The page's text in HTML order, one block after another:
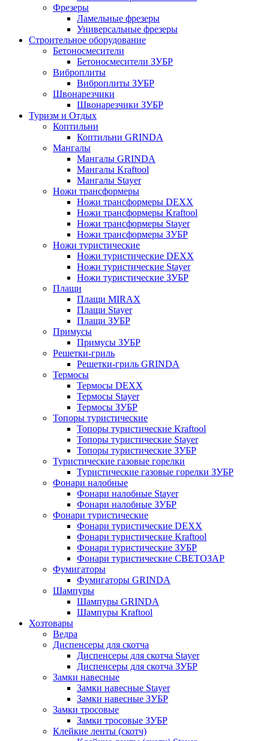
Фрезеры
Ламельные фрезеры
Универсальные фрезеры
Строительное оборудование
Бетоносмесители
Бетоносмесители ЗУБР
Виброплиты
Виброплиты ЗУБР
Швонарезчики
Швонарезчики ЗУБР
Туризм и Отдых
Коптильни
Коптильни GRINDA
Мангалы
Мангалы GRINDA
Мангалы Kraftool
Мангалы Stayer
Ножи трансформеры
Ножи трансформеры DEXX
Ножи трансформеры Kraftool
Ножи трансформеры Stayer
Ножи трансформеры ЗУБР
Ножи туристические
Ножи туристические DEXX
Ножи туристические Stayer
Ножи туристические ЗУБР
Плащи
Плащи MIRAX
Плащи Stayer
Плащи ЗУБР
Примусы
Примусы ЗУБР
Решетки-гриль
Решетки-гриль GRINDA
Термосы
Термосы DEXX
Термосы Stayer
Термосы ЗУБР
Топоры туристические
Топоры туристические Kraftool
Топоры туристические Stayer
Топоры туристические ЗУБР
Туристические газовые горелки
Туристические газовые горелки ЗУБР
Фонари налобные
Фонари налобные Stayer
Фонари налобные ЗУБР
Фонари туристические
Фонари туристические DEXX
Фонари туристические Kraftool
Фонари туристические ЗУБР
Фонари туристические СВЕТОЗАР
Фумигаторы
Фумигаторы GRINDA
Шампуры
Шампуры GRINDA
Шампуры Kraftool
Хозтовары
Ведра
Диспенсеры для скотча
Диспенсеры для скотча Stayer
Диспенсеры для скотча ЗУБР
Замки навесные
Замки навесные Stayer
Замки навесные ЗУБР
Замки тросовые
Замки тросовые ЗУБР
Клейкие ленты (скотч)